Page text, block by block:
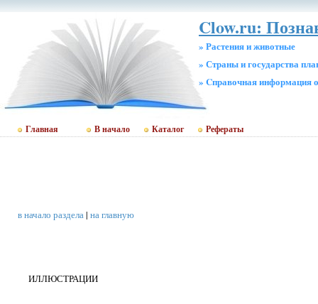
Clow.ru:
» Растения и животные
» Страны и государства
» Cправочная информация
Главная В начало Каталог Рефераты
в начало раздела| на главную
ИЛЛЮСТРАЦИИ